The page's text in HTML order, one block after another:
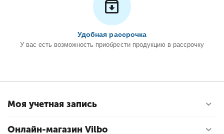
Удобная рассрочка
У вас есть возможность приобрести продукцию в рассрочку
Моя учетная запись
Онлайн-магазин Vilbo